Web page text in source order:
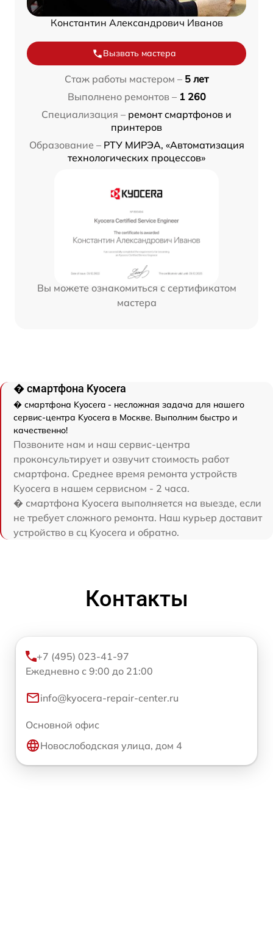
Константин Александрович Иванов
Вызвать мастера
Стаж работы мастером – 5 лет
Выполнено ремонтов – 1 260
Специализация – ремонт смартфонов и
принтеров
Образование – РТУ МИРЭА, «Автоматизация
технологических процессов»
Вы можете ознакомиться с сертификатом
мастера
� смартфона Kyocera
� смартфона Kyocera - несложная задача для нашего
сервис-центра Kyocera в Москве. Выполним быстро и
качественно!
Позвоните нам и наш сервис-центра
проконсультирует и озвучит стоимость работ
смартфона. Среднее время ремонта устройств
Kyocera в нашем сервисном - 2 часа.
� смартфона Kyocera выполняется на выезде, если
не требует сложного ремонта. Наш курьер доставит
устройство в сц Kyocera и обратно.
Контакты
+7 (495) 023-41-97
Ежедневно с 9:00 до 21:00
info@kyocera-repair-center.ru
Основной офис
Новослободская улица, дом 4